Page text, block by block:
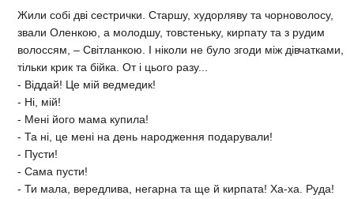
Жили собі дві сестрички. Старшу, худорляву та чорноволосу,
звали Оленкою, а молодшу, товстеньку, кирпату та з рудим
волоссям, – Світланкою. І ніколи не було згоди між дівчатками,
тільки крик та бійка. От і цього разу...
- Віддай! Це мій ведмедик!
- Ні, мій!
- Мені його мама купила!
- Та ні, це мені на день народження подарували!
- Пусти!
- Сама пусти!
- Ти мала, вередлива, негарна та ще й кирпата! Ха-ха. Руда!